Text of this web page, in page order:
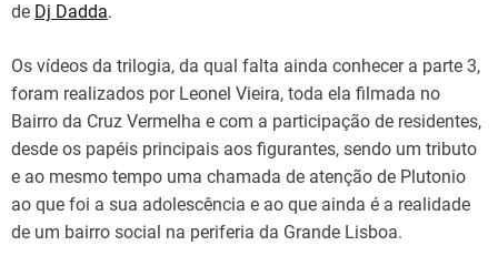
de Dj Dadda.
Os vídeos da trilogia, da qual falta ainda conhecer a parte 3,
foram realizados por Leonel Vieira, toda ela filmada no
Bairro da Cruz Vermelha e com a participação de residentes,
desde os papéis principais aos figurantes, sendo um tributo
e ao mesmo tempo uma chamada de atenção de Plutonio
ao que foi a sua adolescência e ao que ainda é a realidade
de um bairro social na periferia da Grande Lisboa.